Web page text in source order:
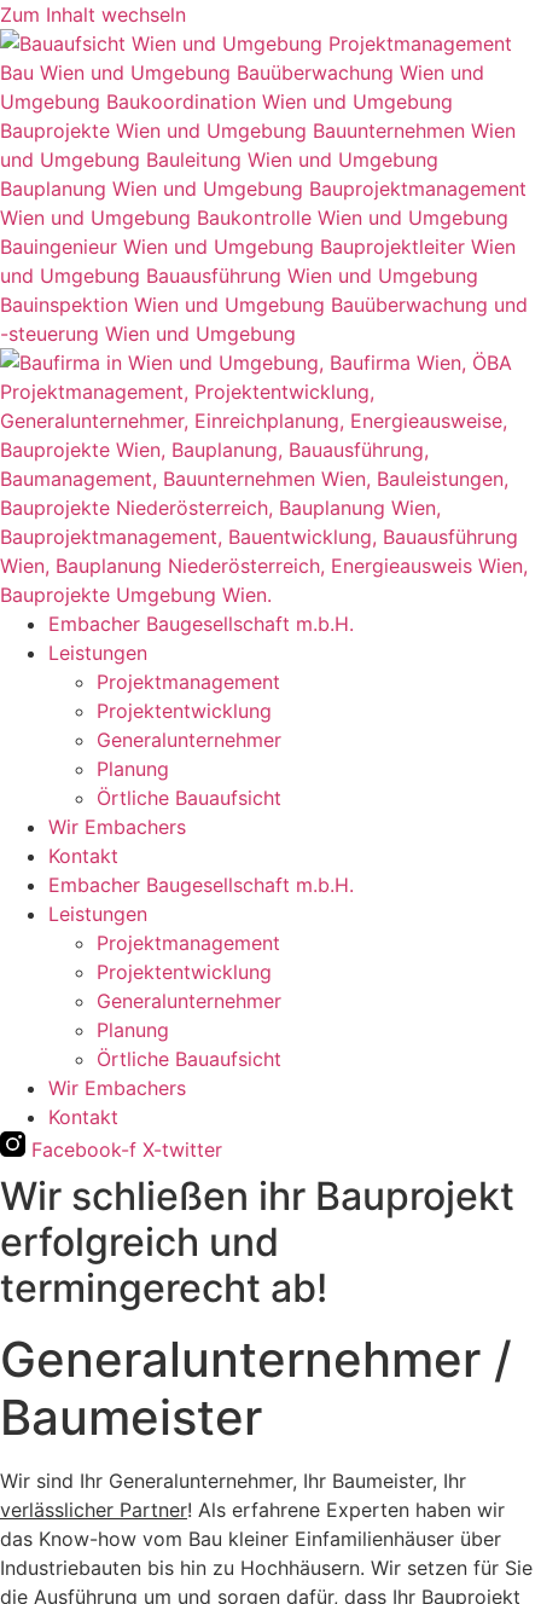
Zum Inhalt wechseln
Embacher Baugesellschaft m.b.H.
Leistungen
Projektmanagement
Projektentwicklung
Generalunternehmer
Planung
Örtliche Bauaufsicht
Wir Embachers
Kontakt
Embacher Baugesellschaft m.b.H.
Leistungen
Projektmanagement
Projektentwicklung
Generalunternehmer
Planung
Örtliche Bauaufsicht
Wir Embachers
Kontakt
Facebook-f X-twitter
Wir schließen ihr Bauprojekt
erfolgreich und
termingerecht ab!
Generalunternehmer /
Baumeister
Wir sind Ihr Generalunternehmer, Ihr Baumeister, Ihr
verlässlicher Partner! Als erfahrene Experten haben wir
das Know-how vom Bau kleiner Einfamilienhäuser über
Industriebauten bis hin zu Hochhäusern. Wir setzen für Sie
die Ausführung um und sorgen dafür, dass Ihr Bauprojekt